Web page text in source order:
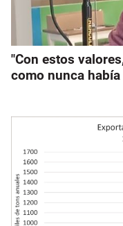
"Con estos
como nunca